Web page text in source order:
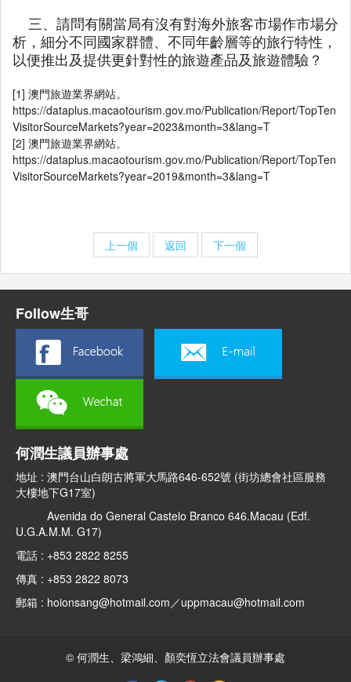
三、請問有關當局有沒有對海外旅客市場作市場分
析，細分不同國家群體、不同年齡層等的旅行特性，
以便推出及提供更針對性的旅遊產品及旅遊體驗？
[1] 澳門旅遊業界網站。
https://dataplus.macaotourism.gov.mo/Publication/Report/TopTen
VisitorSourceMarkets?year=2023&month=3&lang=T
[2] 澳門旅遊業界網站。
https://dataplus.macaotourism.gov.mo/Publication/Report/TopTen
VisitorSourceMarkets?year=2019&month=3&lang=T
上一個 返回 下一個
Follow生哥
何潤生議員辦事處
地址 : 澳門台山白朗古將軍大馬路646-652號 (街坊總會社區服務
大樓地下G17室)
Avenida do General Castelo Branco 646.Macau (Edf.
U.G.A.M.M. G17)
電話 : +853 2822 8255
傳真 : +853 2822 8073
郵箱 : hoionsang@hotmail.com／uppmacau@hotmail.com
© 何潤生、梁鴻細、顏奕恆立法會議員辦事處